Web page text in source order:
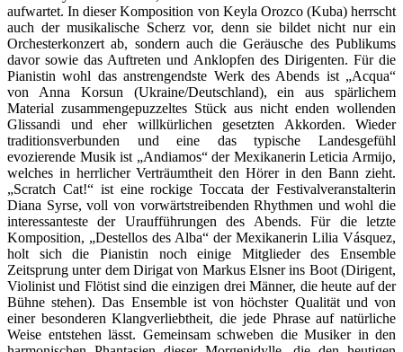
aufwartet. In dieser Komposition von Keyla Orozco (Kuba) herrscht
auch der musikalische Scherz vor, denn sie bildet nicht nur ein
Orchesterkonzert ab, sondern auch die Geräusche des Publikums
davor sowie das Auftreten und Anklopfen des Dirigenten. Für die
Pianistin wohl das anstrengendste Werk des Abends ist „Acqua“
von Anna Korsun (Ukraine/Deutschland), ein aus spärlichem
Material zusammengepuzzeltes Stück aus nicht enden wollenden
Glissandi und eher willkürlichen gesetzten Akkorden. Wieder
traditionsverbunden und eine das typische Landesgefühl
evozierende Musik ist „Andiamos“ der Mexikanerin Leticia Armijo,
welches in herrlicher Verträumtheit den Hörer in den Bann zieht.
„Scratch Cat!“ ist eine rockige Toccata der Festivalveranstalterin
Diana Syrse, voll von vorwärtstreibenden Rhythmen und wohl die
interessanteste der Uraufführungen des Abends. Für die letzte
Komposition, „Destellos des Alba“ der Mexikanerin Lilia Vásquez,
holt sich die Pianistin noch einige Mitglieder des Ensemble
Zeitsprung unter dem Dirigat von Markus Elsner ins Boot (Dirigent,
Violinist und Flötist sind die einzigen drei Männer, die heute auf der
Bühne stehen). Das Ensemble ist von höchster Qualität und von
einer besonderen Klangverliebtheit, die jede Phrase auf natürliche
Weise entstehen lässt. Gemeinsam schweben die Musiker in den